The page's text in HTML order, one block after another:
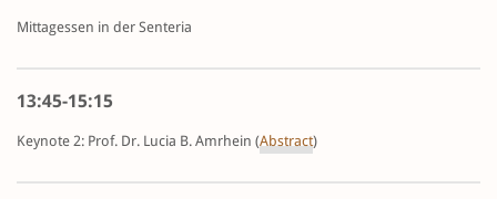
Mittagessen in der Senteria
13:45-15:15
Keynote 2: Prof. Dr. Lucia B. Amrhein (Abstract)